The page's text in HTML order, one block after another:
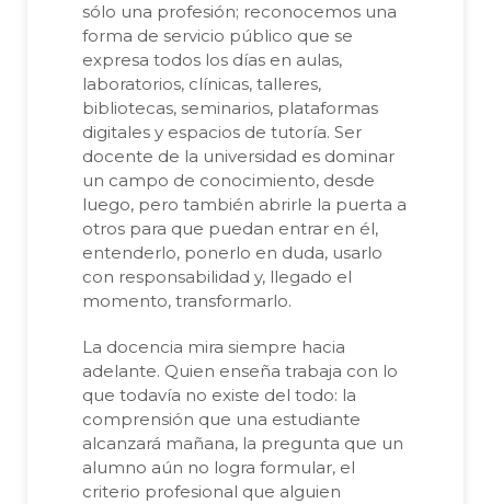
sólo una profesión; reconocemos una
forma de servicio público que se
expresa todos los días en aulas,
laboratorios, clínicas, talleres,
bibliotecas, seminarios, plataformas
digitales y espacios de tutoría. Ser
docente de la universidad es dominar
un campo de conocimiento, desde
luego, pero también abrirle la puerta a
otros para que puedan entrar en él,
entenderlo, ponerlo en duda, usarlo
con responsabilidad y, llegado el
momento, transformarlo.
La docencia mira siempre hacia
adelante. Quien enseña trabaja con lo
que todavía no existe del todo: la
comprensión que una estudiante
alcanzará mañana, la pregunta que un
alumno aún no logra formular, el
criterio profesional que alguien